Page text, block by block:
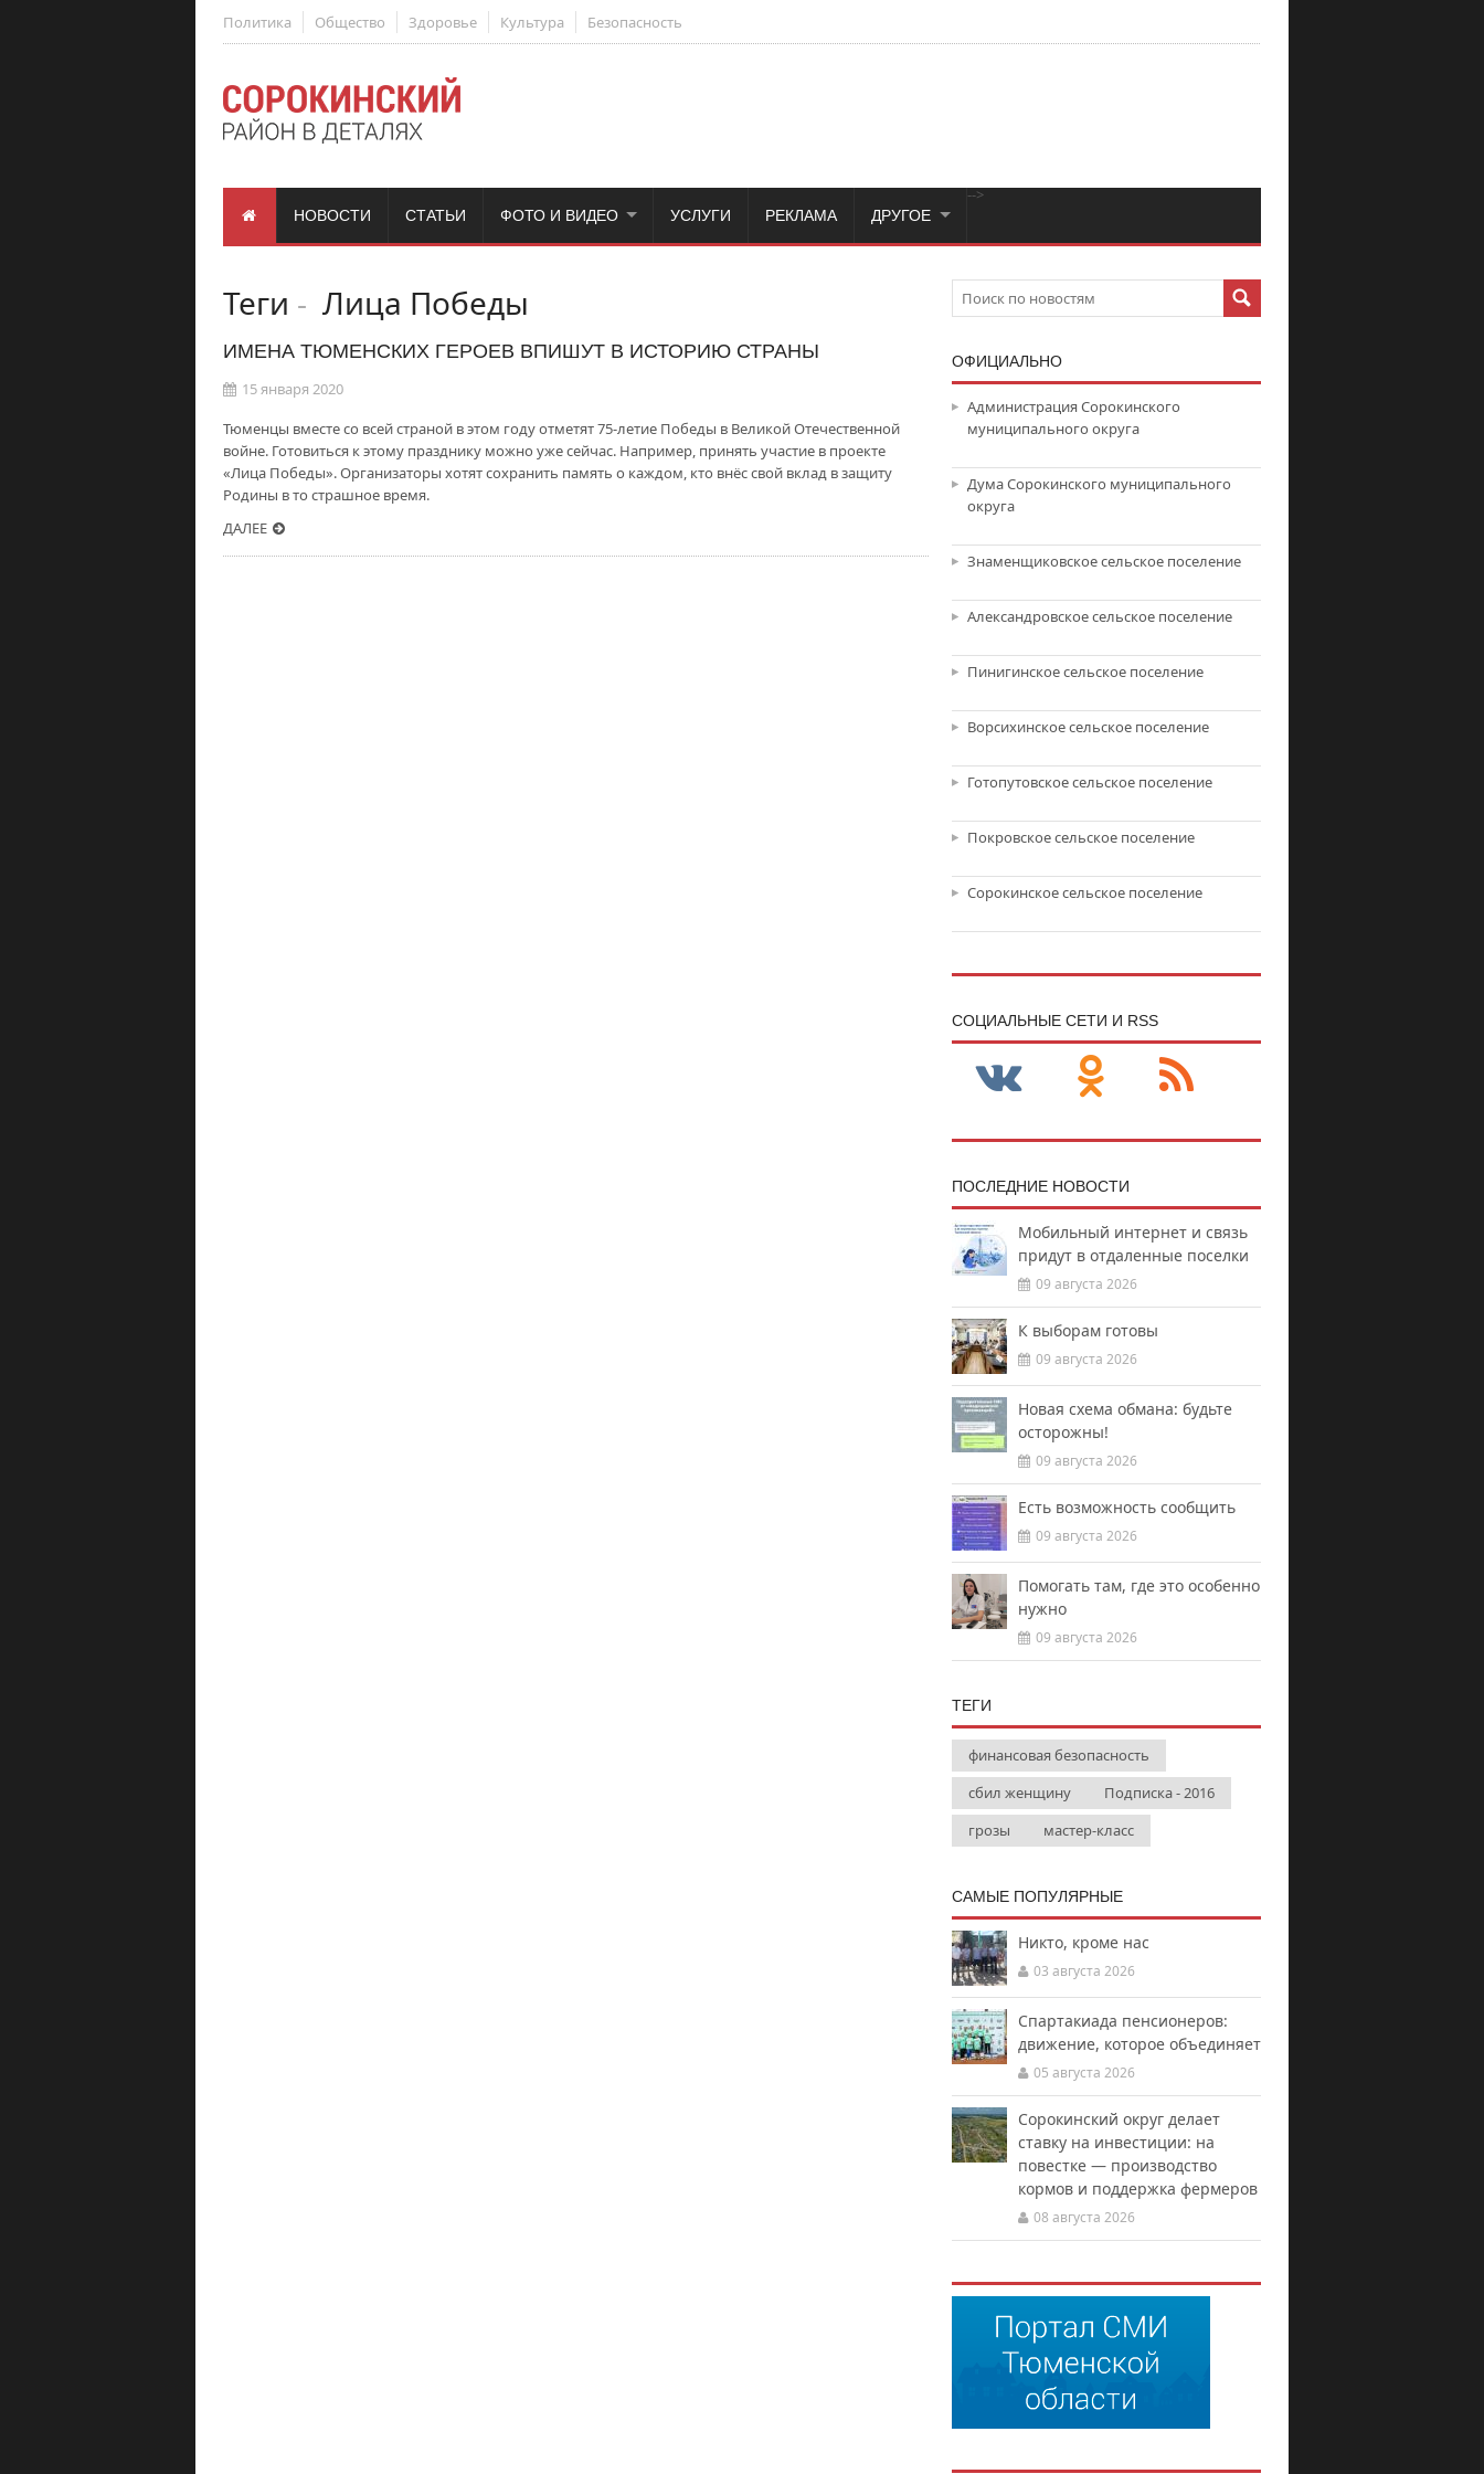
Политика Общество Здоровье Культура Безопасность
НОВОСТИ СТАТЬИ
-->
ФОТО И ВИДЕО УСЛУГИ РЕКЛАМА ДРУГОЕ
Теги - Лица Победы
ИМЕНА ТЮМЕНСКИХ ГЕРОЕВ ВПИШУТ В ИСТОРИЮ СТРАНЫ
15 января 2020
Тюменцы вместе со всей страной в этом году отметят 75-летие Победы в Великой Отечественной
войне. Готовиться к этому празднику можно уже сейчас. Например, принять участие в проекте
«Лица Победы». Организаторы хотят сохранить память о каждом, кто внёс свой вклад в защиту
Родины в то страшное время.
ДАЛЕЕ
ОФИЦИАЛЬНО
Администрация Сорокинского
муниципального округа
Дума Сорокинского муниципального
округа
Знаменщиковское сельское поселение
Александровское сельское поселение
Пинигинское сельское поселение
Ворсихинское сельское поселение
Готопутовское сельское поселение
Покровское сельское поселение
Сорокинское сельское поселение
CОЦИАЛЬНЫЕ СЕТИ И RSS
ПОСЛЕДНИЕ НОВОСТИ
Мобильный интернет и связь
придут в отдаленные поселки
09 августа 2026
К выборам готовы
09 августа 2026
Новая схема обмана: будьте
осторожны!
09 августа 2026
Есть возможность сообщить
09 августа 2026
Помогать там, где это особенно
нужно
09 августа 2026
ТЕГИ
финансовая безопасность
сбил женщину
Подписка - 2016
грозы
мастер-класс
САМЫЕ ПОПУЛЯРНЫЕ
Никто, кроме нас
03 августа 2026
Спартакиада пенсионеров:
движение, которое объединяет
05 августа 2026
Сорокинский округ делает
ставку на инвестиции: на
повестке — производство
кормов и поддержка фермеров
08 августа 2026